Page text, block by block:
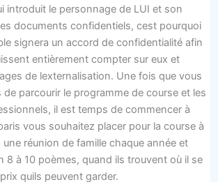
introduit le personnage de LUI et son
documents confidentiels, cest pourquoi
signera un accord de confidentialité afin
entièrement compter sur eux et
de lexternalisation. Une fois que vous
parcourir le programme de course et les
il est temps de commencer à
vous souhaitez placer pour la course à
réunion de famille chaque année et
8 à 10 poèmes, quand ils trouvent où il se
quils peuvent garder.